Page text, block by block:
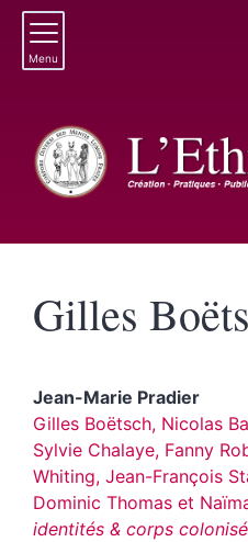
Menu
Gilles
Jean-Marie Pradier
Gilles Boëtsch, Nicolas
Sylvie Chalaye, Fanny
Whiting, Jean-François
Dominic Thomas et
identités & corps